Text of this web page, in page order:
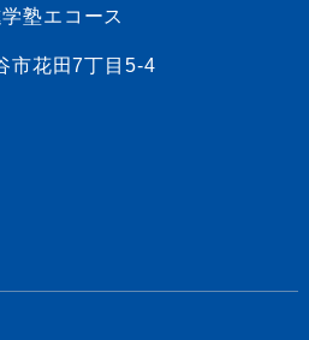
塾エコース
花田7丁目5-4